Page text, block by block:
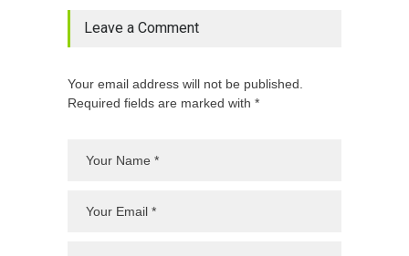
Leave a Comment
Your email address will not be published.
Required fields are marked with *